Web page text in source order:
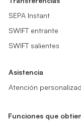
SWIFT entrante
SWIFT salientes
Atención
SWIFT entrante
SWIFT salientes
Atención
SEPA Instant
SWIFT entrante
SWIFT salientes
Asistencia
Atención
Funciones que